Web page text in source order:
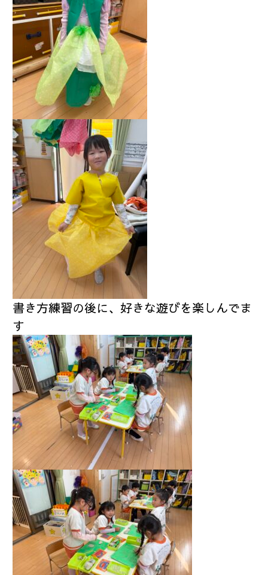
書き方練習の後に、好きな遊びを楽しんでま
す